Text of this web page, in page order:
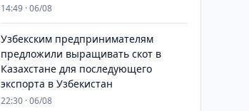
14:49 · 06/08
Узбекским предпринимателям
предложили выращивать скот в
Казахстане для последующего
экспорта в Узбекистан
22:30 · 06/08